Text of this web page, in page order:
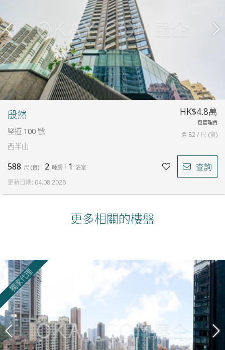
殷然
堅道 100 號
西半山
HK$4.8萬
包管理費
@ 82 / 尺 (實)
588 尺 (實) 2 睡房 1 浴室 查詢
更新日期: 04.08.2026
更多相關的樓盤
獨家代理